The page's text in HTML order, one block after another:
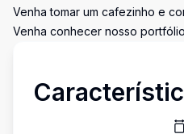
Venha tomar um cafezinho e
Venha conhecer nosso